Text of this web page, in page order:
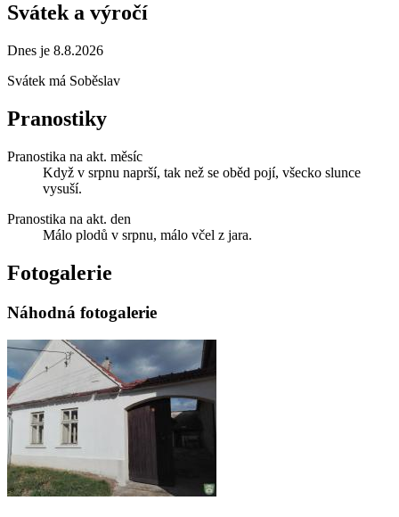
Svátek a výročí
Dnes je 8.8.2026
Svátek má Soběslav
Pranostiky
Pranostika na akt. měsíc
Když v srpnu naprší, tak než se oběd pojí, všecko slunce
vysuší.
Pranostika na akt. den
Málo plodů v srpnu, málo včel z jara.
Fotogalerie
Náhodná fotogalerie